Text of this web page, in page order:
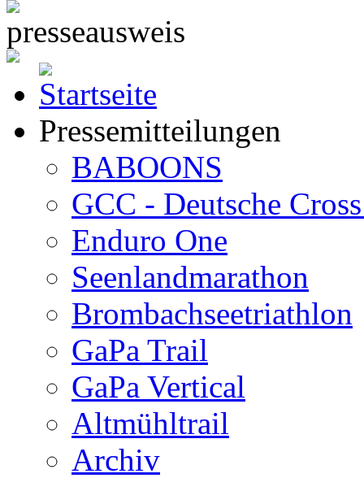
Pressemitteilungen
BABOONS
GCC - Deutsche
Enduro One
Seenlandmarathon
Brombachseetriathlon
GaPa Trail
GaPa Vertical
Altmühltrail
Archiv